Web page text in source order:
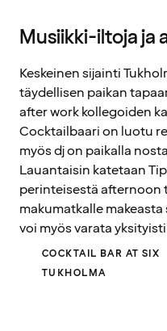
Musiikki-iltoja ja
Keskeinen sijainti
täydellisen paikan
after work kollegoiden
Cocktailbaari on luotu
myös dj on paikalla
Lauantaisin katetaan
perinteisestä afternoon
makumatkalle
voi myös varata
COCKTAIL BAR AT SIX
TUKHOLMA